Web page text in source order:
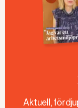
Aktuell,